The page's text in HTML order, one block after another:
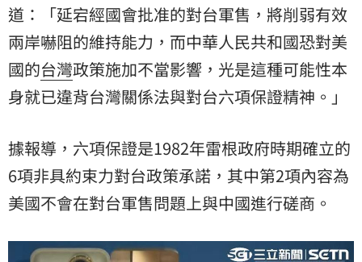
道：「延宕經國會批准的對台軍售，將削弱有效
兩岸嚇阻的維持能力，而中華人民共和國恐對美
國的台灣政策施加不當影響，光是這種可能性本
身就已違背台灣關係法與對台六項保證精神。」
據報導，六項保證是1982年雷根政府時期確立的
6項非具約束力對台政策承諾，其中第2項內容為
美國不會在對台軍售問題上與中國進行磋商。